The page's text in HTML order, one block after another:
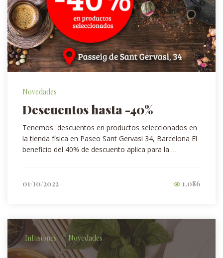
Novedades
Descuentos hasta -40%
Tenemos descuentos en productos seleccionados en
la tienda física en Paseo Sant Gervasi 34, Barcelona El
beneficio del 40% de descuento aplica para la …
01/10/2022 1.086
Infusiones / Novedades